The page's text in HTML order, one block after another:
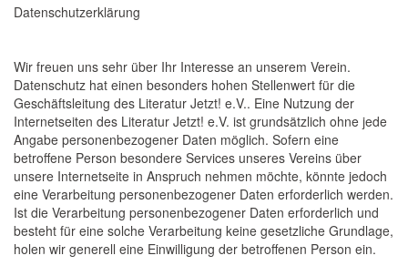
Datenschutzerklärung
Wir freuen uns sehr über Ihr Interesse an unserem Verein.
Datenschutz hat einen besonders hohen Stellenwert für die
Geschäftsleitung des Literatur Jetzt! e.V.. Eine Nutzung der
Internetseiten des Literatur Jetzt! e.V. ist grundsätzlich ohne jede
Angabe personenbezogener Daten möglich. Sofern eine
betroffene Person besondere Services unseres Vereins über
unsere Internetseite in Anspruch nehmen möchte, könnte jedoch
eine Verarbeitung personenbezogener Daten erforderlich werden.
Ist die Verarbeitung personenbezogener Daten erforderlich und
besteht für eine solche Verarbeitung keine gesetzliche Grundlage,
holen wir generell eine Einwilligung der betroffenen Person ein.